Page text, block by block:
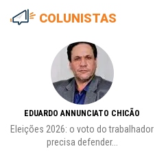
COLUNISTAS
EDUARDO ANNUNCIATO CHICÃO
Eleições 2026: o voto do trabalhador
precisa defender...